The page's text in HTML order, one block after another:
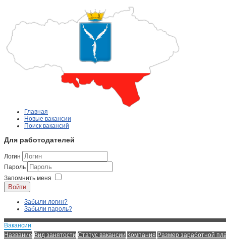
Главная
Новые вакансии
Поиск вакансий
Для работодателей
Логин
Пароль
Запомнить меня
Войти
Забыли логин?
Забыли пароль?
Вакансии
Название Вид занятости Статус вакансии Компания Размер заработной